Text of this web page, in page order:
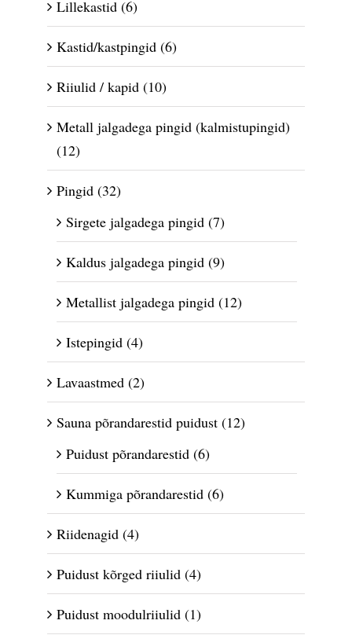
Lillekastid (6)
Kastid/kastpingid (6)
Riiulid / kapid (10)
Metall jalgadega pingid (kalmistupingid)
(12)
Pingid (32)
Sirgete jalgadega pingid (7)
Kaldus jalgadega pingid (9)
Metallist jalgadega pingid (12)
Istepingid (4)
Lavaastmed (2)
Sauna põrandarestid puidust (12)
Puidust põrandarestid (6)
Kummiga põrandarestid (6)
Riidenagid (4)
Puidust kõrged riiulid (4)
Puidust moodulriiulid (1)